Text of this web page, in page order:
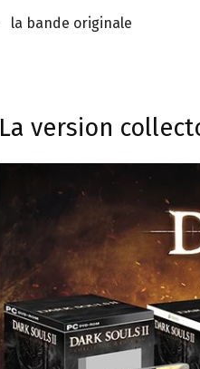
la bande originale
La version